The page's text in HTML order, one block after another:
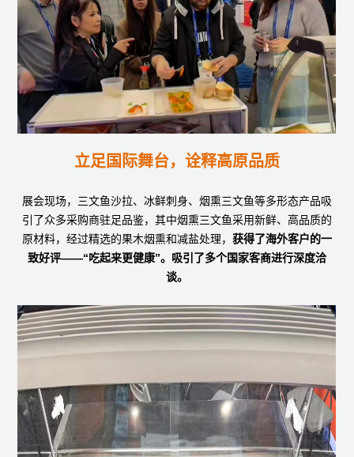
立足国际舞台，诠释高原品质
展会现场，三文鱼沙拉、冰鲜刺身、烟熏三文鱼等多形态产品吸
引了众多采购商驻足品鉴，其中烟熏三文鱼采用新鲜、高品质的
原材料，经过精选的果木烟熏和减盐处理， 获得了海外客户的一
致好评——“吃起来更健康”。吸引了多个国家客商进行深度洽
谈。